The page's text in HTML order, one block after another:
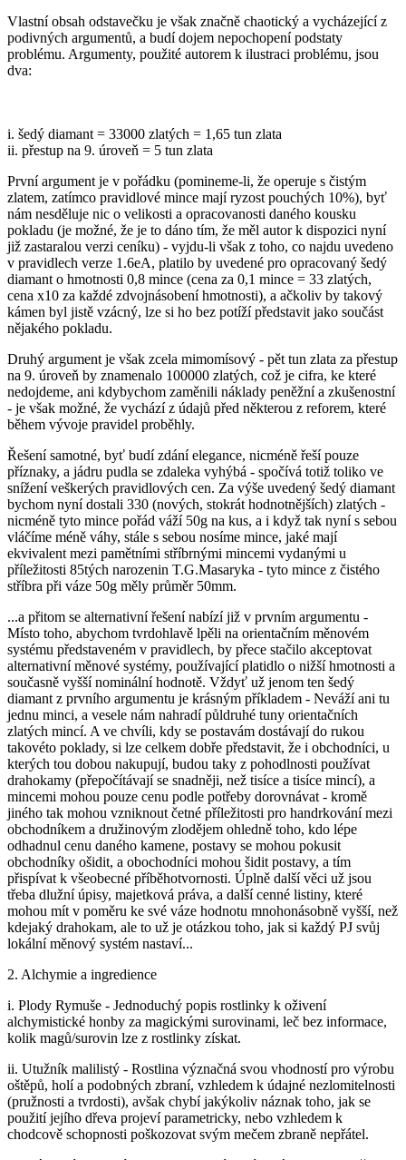
Vlastní obsah odstavečku je však značně chaotický a vycházející z
podivných argumentů, a budí dojem nepochopení podstaty
problému. Argumenty, použité autorem k ilustraci problému, jsou
dva:
i. šedý diamant = 33000 zlatých = 1,65 tun zlata
ii. přestup na 9. úroveň = 5 tun zlata
První argument je v pořádku (pomineme-li, že operuje s čistým
zlatem, zatímco pravidlové mince mají ryzost pouchých 10%), byť
nám nesděluje nic o velikosti a opracovanosti daného kousku
pokladu (je možné, že je to dáno tím, že měl autor k dispozici nyní
již zastaralou verzi ceníku) - vyjdu-li však z toho, co najdu uvedeno
v pravidlech verze 1.6eA, platilo by uvedené pro opracovaný šedý
diamant o hmotnosti 0,8 mince (cena za 0,1 mince = 33 zlatých,
cena x10 za každé zdvojnásobení hmotnosti), a ačkoliv by takový
kámen byl jistě vzácný, lze si ho bez potíží představit jako součást
nějakého pokladu.
Druhý argument je však zcela mimomísový - pět tun zlata za přestup
na 9. úroveň by znamenalo 100000 zlatých, což je cifra, ke které
nedojdeme, ani kdybychom zaměnili náklady peněžní a zkušenostní
- je však možné, že vychází z údajů před některou z reforem, které
během vývoje pravidel proběhly.
Řešení samotné, byť budí zdání elegance, nicméně řeší pouze
příznaky, a jádru pudla se zdaleka vyhýbá - spočívá totiž toliko ve
snížení veškerých pravidlových cen. Za výše uvedený šedý diamant
bychom nyní dostali 330 (nových, stokrát hodnotnějších) zlatých -
nicméně tyto mince pořád váží 50g na kus, a i když tak nyní s sebou
vláčíme méně váhy, stále s sebou nosíme mince, jaké mají
ekvivalent mezi pamětními stříbrnými mincemi vydanými u
příležitosti 85tých narozenin T.G.Masaryka - tyto mince z čistého
stříbra při váze 50g měly průměr 50mm.
...a přitom se alternativní řešení nabízí již v prvním argumentu -
Místo toho, abychom tvrdohlavě lpěli na orientačním měnovém
systému představeném v pravidlech, by přece stačilo akceptovat
alternativní měnové systémy, používající platidlo o nižší hmotnosti a
současně vyšší nominální hodnotě. Vždyť už jenom ten šedý
diamant z prvního argumentu je krásným příkladem - Neváží ani tu
jednu minci, a vesele nám nahradí půldruhé tuny orientačních
zlatých mincí. A ve chvíli, kdy se postavám dostávají do rukou
takovéto poklady, si lze celkem dobře představit, že i obchodníci, u
kterých tou dobou nakupují, budou taky z pohodlnosti používat
drahokamy (přepočítávají se snadněji, než tisíce a tisíce mincí), a
mincemi mohou pouze cenu podle potřeby dorovnávat - kromě
jiného tak mohou vzniknout četné příležitosti pro handrkování mezi
obchodníkem a družinovým zlodějem ohledně toho, kdo lépe
odhadnul cenu daného kamene, postavy se mohou pokusit
obchodníky ošidit, a obochodníci mohou šidit postavy, a tím
přispívat k všeobecné příběhotvornosti. Úplně další věci už jsou
třeba dlužní úpisy, majetková práva, a další cenné listiny, které
mohou mít v poměru ke své váze hodnotu mnohonásobně vyšší, než
kdejaký drahokam, ale to už je otázkou toho, jak si každý PJ svůj
lokální měnový systém nastaví...
2. Alchymie a ingredience
i. Plody Rymuše - Jednoduchý popis rostlinky k oživení
alchymistické honby za magickými surovinami, leč bez informace,
kolik magů/surovin lze z rostlinky získat.
ii. Utužník malilistý - Rostlina význačná svou vhodností pro výrobu
oštěpů, holí a podobných zbraní, vzhledem k údajné nezlomitelnosti
(pružnosti a tvrdosti), avšak chybí jakýkoliv náznak toho, jak se
použití jejího dřeva projeví parametricky, nebo vzhledem k
chodcově schopnosti poškozovat svým mečem zbraně nepřátel.